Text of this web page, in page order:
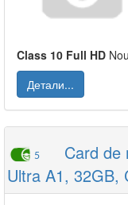
Class 10 Full HD
Детали...
5
Card de
Ultra A1, 32GB,